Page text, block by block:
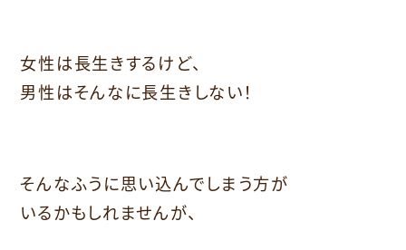
女性は長生きするけど、
男性はそんなに長生きしない！
そんなふうに思い込んでしまう方が
いるかもしれませんが、